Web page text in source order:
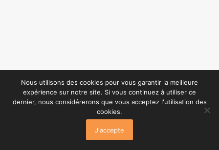
Nous utilisons des cookies pour vous garantir la meilleure
expérience sur notre site. Si vous continuez à utiliser ce
dernier, nous considérerons que vous acceptez l'utilisation des
cookies.
J'accepte